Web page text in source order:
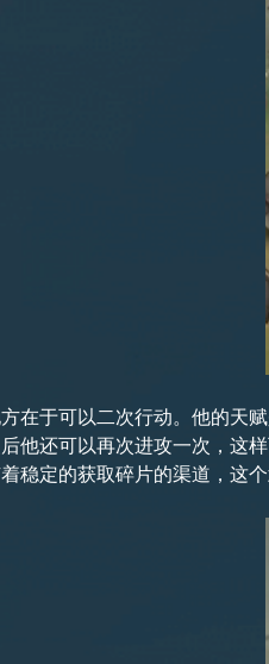
在于可以二次行动。他的天
他还可以再次进攻一次，这
稳定的获取碎片的渠道，这